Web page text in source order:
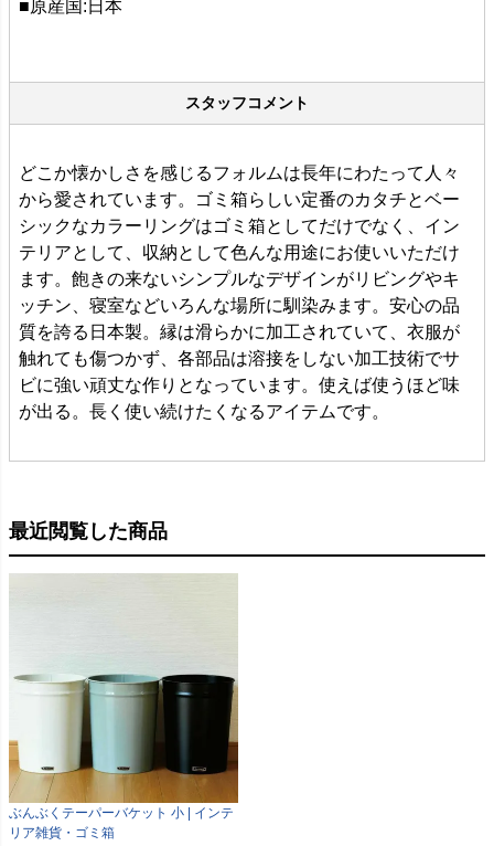
■原産国:日本
スタッフコメント
どこか懐かしさを感じるフォルムは長年にわたって人々
から愛されています。ゴミ箱らしい定番のカタチとベー
シックなカラーリングはゴミ箱としてだけでなく、イン
テリアとして、収納として色んな用途にお使いいただけ
ます。飽きの来ないシンプルなデザインがリビングやキ
ッチン、寝室などいろんな場所に馴染みます。安心の品
質を誇る日本製。縁は滑らかに加工されていて、衣服が
触れても傷つかず、各部品は溶接をしない加工技術でサ
ビに強い頑丈な作りとなっています。使えば使うほど味
が出る。長く使い続けたくなるアイテムです。
最近閲覧した商品
ぶんぶくテーパーバケット 小 | インテ
リア雑貨・ゴミ箱